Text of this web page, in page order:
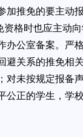
加推免的要主动报
格时也应主动向
办公室备案。严
避关系的推免相
对未按规定报备
公正的学生，学